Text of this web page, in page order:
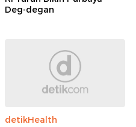
Deg-degan
detikHealth